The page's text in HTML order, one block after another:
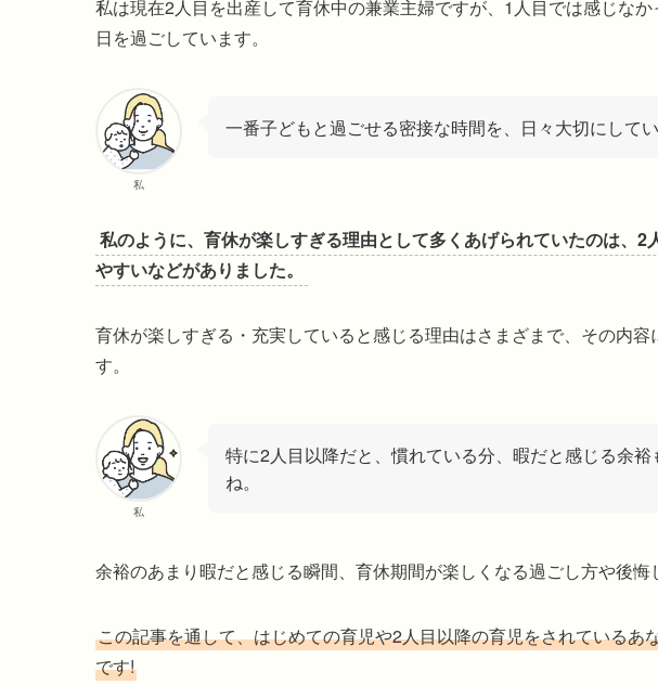
私は現在2人目を出産して育休中の兼業主婦ですが、1人目では感じな
日を過ごしています。
私
一番子どもと過ごせる密接な時間を、日々大切にしてい
私のように、育休が楽しすぎる理由として多くあげられていたのは、
やすいなどがありました。
育休が楽しすぎる・充実していると感じる理由はさまざまで、その内
す。
私
特に2人目以降だと、慣れている分、暇だと感じる余裕
ね。
余裕のあまり暇だと感じる瞬間、育休期間が楽しくなる過ごし方や後悔
この記事を通して、はじめての育児や2人目以降の育児をされているあ
です!